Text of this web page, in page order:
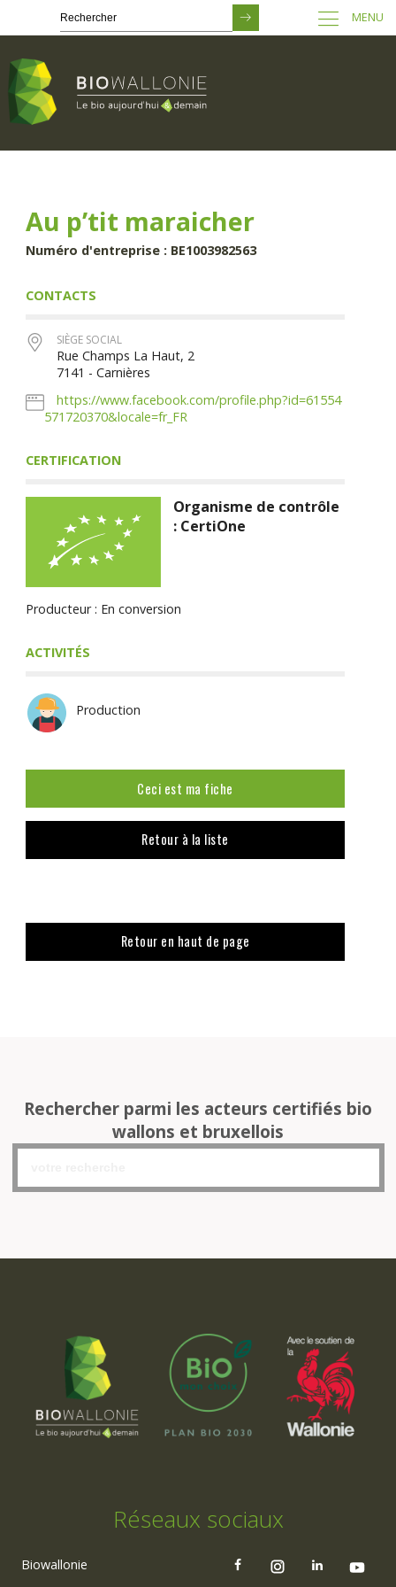
principal
MENU
Au p’tit maraicher
Numéro d'entreprise : BE1003982563
CONTACTS
SIÈGE SOCIAL
Rue Champs La Haut, 2
7141 - Carnières
https://www.facebook.com/profile.php?id=61554
571720370&locale=fr_FR
CERTIFICATION
Organisme de contrôle
: CertiOne
Producteur : En conversion
ACTIVITÉS
Production
Ceci est ma fiche
Retour à la liste
Retour en haut de page
Rechercher parmi les acteurs certifiés bio
wallons et bruxellois
Réseaux sociaux
Biowallonie